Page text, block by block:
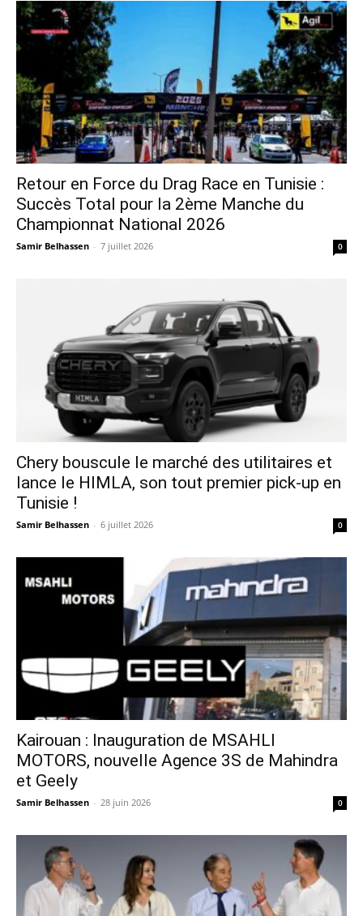
Retour en Force du Drag Race en Tunisie :
Succès Total pour la 2ème Manche du
Championnat National 2026
Samir Belhassen - 7 juillet 2026 0
Chery bouscule le marché des utilitaires et
lance le HIMLA, son tout premier pick-up en
Tunisie !
Samir Belhassen - 6 juillet 2026 0
Kairouan : Inauguration de MSAHLI
MOTORS, nouvelle Agence 3S de Mahindra
et Geely
Samir Belhassen - 28 juin 2026 0